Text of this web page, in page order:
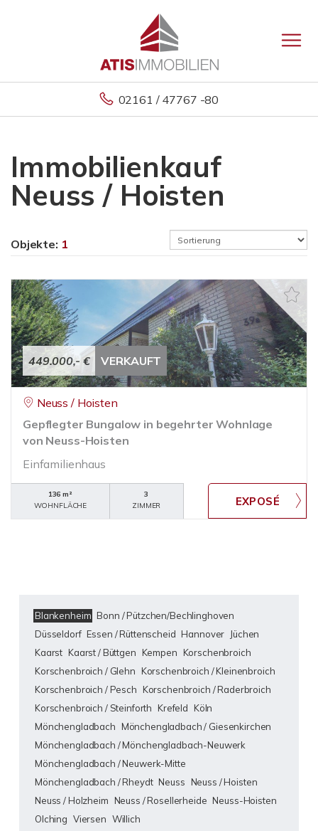
02161 / 47767 -80
Immobilienkauf
Neuss / Hoisten
Objekte: 1
449.000,- € VERKAUFT
Neuss / Hoisten
Gepflegter Bungalow in begehrter Wohnlage
von Neuss-Hoisten
Einfamilienhaus
136 m²
WOHNFLÄCHE
3
ZIMMER
Blankenheim Bonn / Pützchen/Bechlinghoven
Düsseldorf Essen / Rüttenscheid Hannover Jüchen
Kaarst Kaarst / Büttgen Kempen Korschenbroich
Korschenbroich / Glehn Korschenbroich / Kleinenbroich
Korschenbroich / Pesch Korschenbroich / Raderbroich
Korschenbroich / Steinforth Krefeld Köln
Mönchengladbach Mönchengladbach / Giesenkirchen
Mönchengladbach / Mönchengladbach-Neuwerk
Mönchengladbach / Neuwerk-Mitte
Mönchengladbach / Rheydt Neuss Neuss / Hoisten
Neuss / Holzheim Neuss / Rosellerheide Neuss-Hoisten
Olching Viersen Willich